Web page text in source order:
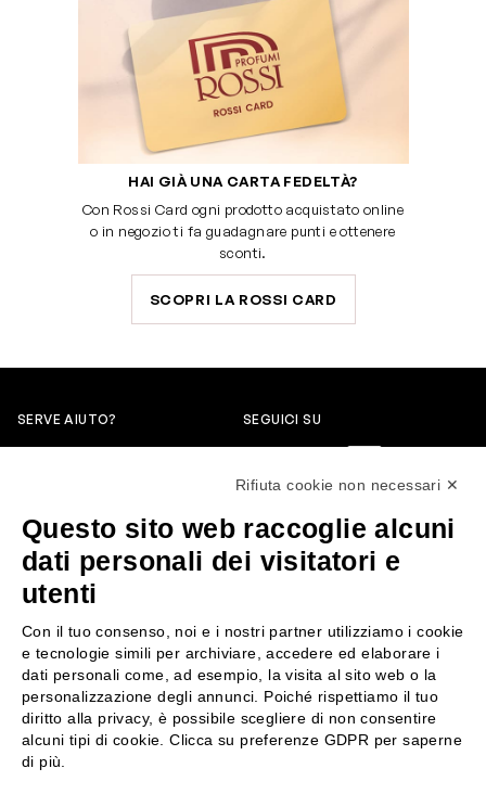
HAI GIÀ UNA CARTA FEDELTÀ?
Con Rossi Card ogni prodotto acquistato online
o in negozio ti fa guadagnare punti e ottenere
sconti.
SCOPRI LA ROSSI CARD
SERVE AIUTO?
servizioclienti@rossiprofumi.it
SEGUICI SU
SERVIZIO CLIENTI
Resi e rimborsi
Pagamenti
Spedizione
Condizioni generali di vendita
Privacy Policy
Chi siamo
Contattaci
Negozi
Attiva la Rossi Card
Rifiuta cookie non necessari ✕
Questo sito web raccoglie alcuni
dati personali dei visitatori e
utenti
Con il tuo consenso, noi e i nostri partner utilizziamo i cookie
e tecnologie simili per archiviare, accedere ed elaborare i
dati personali come, ad esempio, la visita al sito web o la
personalizzazione degli annunci. Poiché rispettiamo il tuo
diritto alla privacy, è possibile scegliere di non consentire
alcuni tipi di cookie. Clicca su preferenze GDPR per saperne
di più.